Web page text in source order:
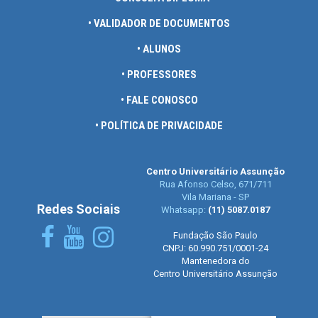
• VALIDADOR DE DOCUMENTOS
• ALUNOS
• PROFESSORES
• FALE CONOSCO
• POLÍTICA DE PRIVACIDADE
Redes Sociais
Centro Universitário Assunção
Rua Afonso Celso, 671/711
Vila Mariana - SP
Whatsapp: (11) 5087.0187
Fundação São Paulo
CNPJ: 60.990.751/0001-24
Mantenedora do
Centro Universitário Assunção